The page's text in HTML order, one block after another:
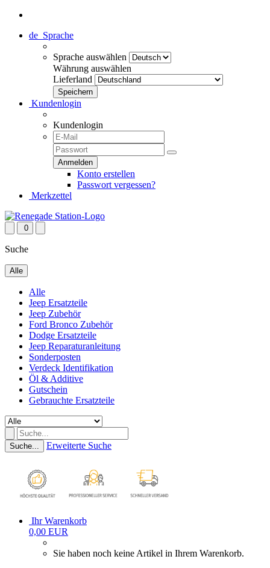
de Sprache
Sprache auswählen
Währung auswählen
Lieferland
Kundenlogin
Kundenlogin
Konto erstellen
Passwort vergessen?
Merkzettel
0
Suche
Alle
Alle
Jeep Ersatzteile
Jeep Zubehör
Ford Bronco Zubehör
Dodge Ersatzteile
Jeep Reparaturanleitung
Sonderposten
Verdeck Identifikation
Öl & Additive
Gutschein
Gebrauchte Ersatzteile
Suche... Erweiterte Suche
Ihr Warenkorb
0,00 EUR
Sie haben noch keine Artikel in Ihrem Warenkorb.